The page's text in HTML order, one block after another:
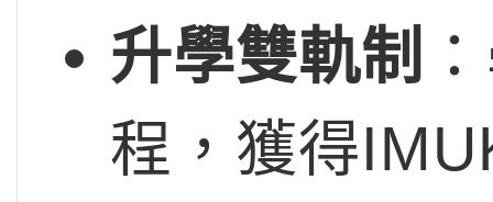
升學雙軌制
程，獲得